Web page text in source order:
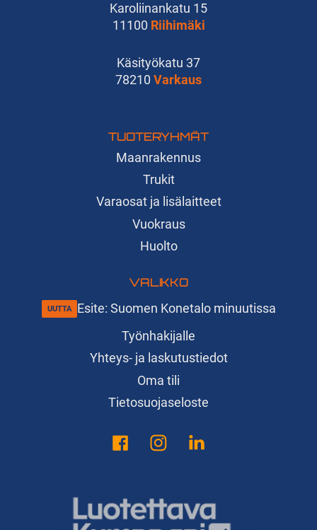
TUOTERYHMÄT
Maanrakennus
Trukit
Varaosat ja lisälaitteet
Vuokraus
Huolto
VALIKKO
Esite: Suomen Konetalo minuutissa
Työnhakijalle
Yhteys- ja laskutustiedot
Oma tili
Tietosuojaseloste
Karoliinankatu 15
11100 Riihimäki
Käsityökatu 37
78210 Varkaus